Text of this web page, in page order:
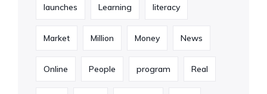
launches Learning literacy
Market Million Money News
Online People program Real